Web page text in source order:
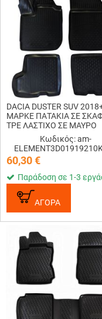
DACIA DUSTER SUV
ΜΑΡΚΕ ΠΑΤΑΚΙΑ ΣΕ
TPE ΛΑΣΤΙΧΟ ΣΕ ΜΑΥΡΟ
ΧΡΩΜΑ NOVLINE - 4 ΤΕΜ.
Κωδικός: am-
60,30€
Παράδοση σε 1-3
ΑΓΟΡΑ